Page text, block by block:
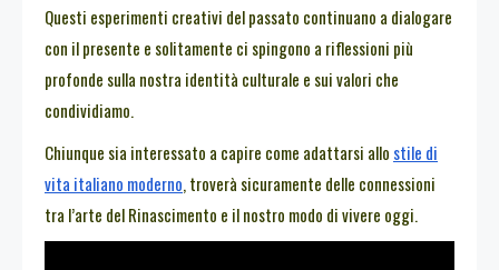
Questi esperimenti creativi del passato continuano a dialogare
con il presente e solitamente ci spingono a riflessioni più
profonde sulla nostra identità culturale e sui valori che
condividiamo.
Chiunque sia interessato a capire come adattarsi allo stile di
vita italiano moderno, troverà sicuramente delle connessioni
tra l’arte del Rinascimento e il nostro modo di vivere oggi.